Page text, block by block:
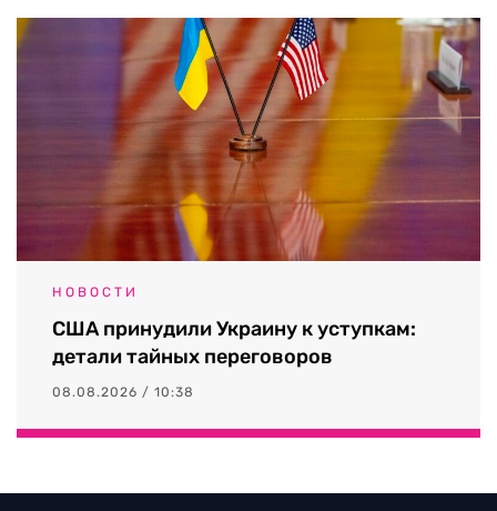
НОВОСТИ
США принудили Украину к уступкам:
детали тайных переговоров
08.08.2026 / 10:38